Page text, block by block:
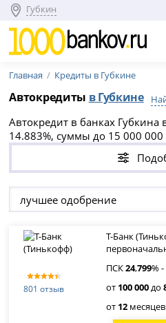
Губкин
Главная Кредиты в Губкине
Автокредиты в Губкине
Автокредит в банках Губкина
14.883%, суммы до 15 000 000
выгодное предложение на
авто, оформите онлайн-
уже сегодня. Доступны
взноса и рефинансирование
лучшее одобрение
801 отзыв
Т-Банк
ПСК24,799% -
от 100 000до
от 12